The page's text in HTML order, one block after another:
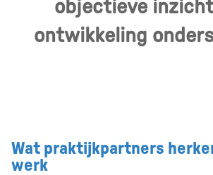
objectieve
ontwikkeling
Wat praktijkpartners
werk